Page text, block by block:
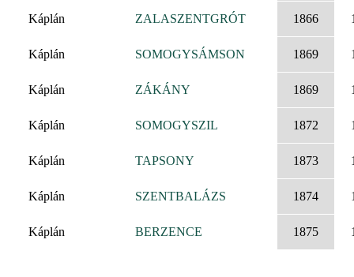
Káplán ZALASZENTGRÓT 1866
Káplán SOMOGYSÁMSON 1869
Káplán ZÁKÁNY 1869
Káplán SOMOGYSZIL 1872
Káplán TAPSONY 1873
Káplán SZENTBALÁZS 1874
Káplán BERZENCE 1875